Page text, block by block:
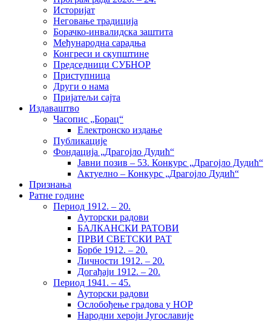
Историјат
Неговање традиција
Борачко-инвалидска заштита
Међународна сарадња
Конгреси и скупштине
Председници СУБНОР
Приступница
Други о нама
Пријатељи сајта
Издаваштво
Часопис „Борац“
Електронско издање
Публикације
Фондација „Драгојло Дудић“
Јавни позив – 53. Конкурс „Драгојло Дудић“
Актуелно – Конкурс „Драгојло Дудић“
Признања
Ратне године
Период 1912. – 20.
Ауторски радови
БАЛКАНСКИ РАТОВИ
ПРВИ СВЕТСКИ РАТ
Борбе 1912. – 20.
Личности 1912. – 20.
Догађаји 1912. – 20.
Период 1941. – 45.
Ауторски радови
Ослобођење градова у НОР
Народни хероји Југославије